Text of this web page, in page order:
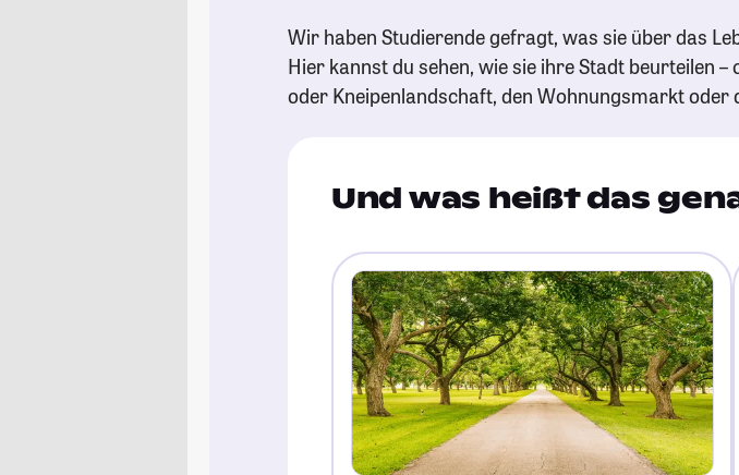
Wir haben Studierende gefragt, was sie über das
Hier kannst du sehen, wie sie ihre Stadt beurteilen
oder Kneipenlandschaft, den Wohnungsmarkt oder
Und was heißt das